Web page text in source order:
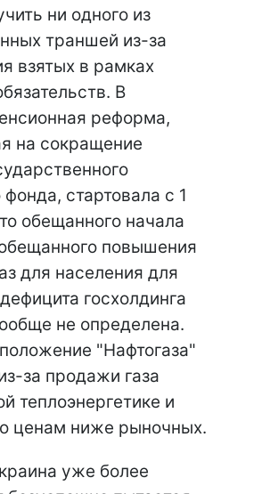
ни одного из
траншей из-за
взятых в рамках
В
реформа,
на сокращение
стартовала с 1
обещанного начала
повышения
для населения для
госхолдинга
не определена.
"Нафтогаза"
за продажи газа
теплоэнергетике и
ценам ниже рыночных.
уже более